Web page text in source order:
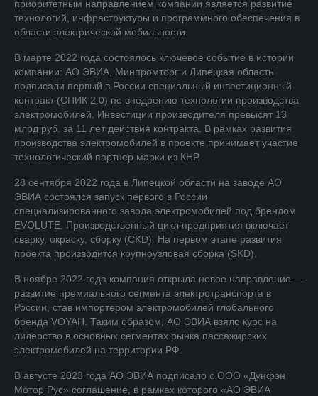
приоритетным направлением компании является развитие
технологий, инфраструктуры и программного обеспечения в
области электрической мобильности.
В марте 2022 года состоялось ключевое событие в истории
компании: АО ЭВИА, Минпромторг и Липецкая область
подписали первый в России специальный инвестиционный
контракт (СПИК 2.0) по внедрению технологии производства
электромобилей. Инвестиции производителя превысят 13
млрд руб. за 11 лет действия контракта. В рамках развития
производства электромобилей в проекте принимает участие
технологический партнер марки из КНР.
28 сентября 2022 года в Липецкой области на заводе АО
ЭВИА состоялся запуск первого в России
специализированного завода электромобилей под брендом
EVOLUTE. Производственный цикл предприятия включает
сварку, окраску, сборку (CKD). На первом этапе развития
проекта производится крупноузловая сборка (SKD).
В ноябре 2022 года компания открыла новое направление —
развитие премиального сегмента электротранспорта в
России, став импортером электромобилей глобального
бренда VOYAH. Таким образом, АО ЭВИА взяло курс на
лидерство в основных сегментах рынка пассажирских
электромобилей на территории РФ.
В августе 2023 года АО ЭВИА подписало с ООО «Дунфэн
Мотор Рус» соглашение, в рамках которого «АО ЭВИА